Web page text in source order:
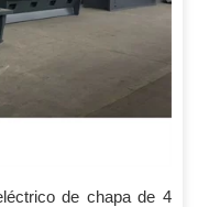
de chapa de 4